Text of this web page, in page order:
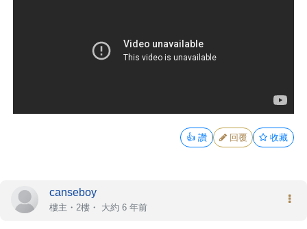
👍 讚 回覆 收藏
canseboy
樓主 ・2樓・ 大約 6 年前